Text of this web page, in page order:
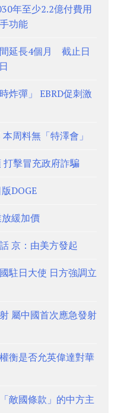
年至少2.2億付費用
功能
延長4個月 截止日
炸彈」 EBRD促刺激
周料無「特澤會」
擊冒充政府詐騙
DOGE
緩加價
京：由美方發起
駐日大使 日方強調立
屬中國首次應急發射
衡是否允英偉達對華
敵國條款」的中方主